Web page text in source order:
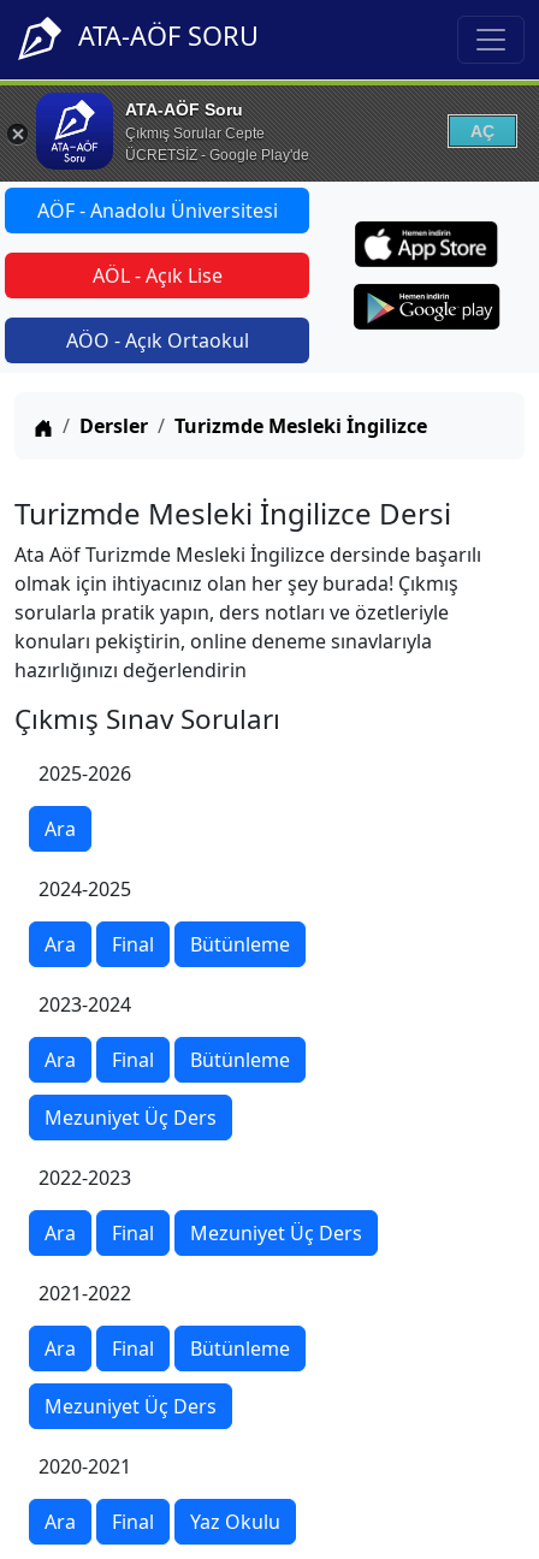
ATA-AÖF SORU
ATA-AÖF Soru
Çıkmış Sorular Cepte
ÜCRETSİZ - Google Play'de
AÇ
AÖF - Anadolu Üniversitesi
AÖL - Açık Lise
AÖO - Açık Ortaokul
Anasayfa
Dersler Turizmde Mesleki İngilizce
Turizmde Mesleki İngilizce Dersi
Ata Aöf Turizmde Mesleki İngilizce dersinde başarılı
olmak için ihtiyacınız olan her şey burada! Çıkmış
sorularla pratik yapın, ders notları ve özetleriyle
konuları pekiştirin, online deneme sınavlarıyla
hazırlığınızı değerlendirin
Çıkmış Sınav Soruları
2025-2026
Ara
2024-2025
Ara Final Bütünleme
2023-2024
Ara Final Bütünleme
Mezuniyet Üç Ders
2022-2023
Ara Final Mezuniyet Üç Ders
2021-2022
Ara Final Bütünleme
Mezuniyet Üç Ders
2020-2021
Ara Final Yaz Okulu